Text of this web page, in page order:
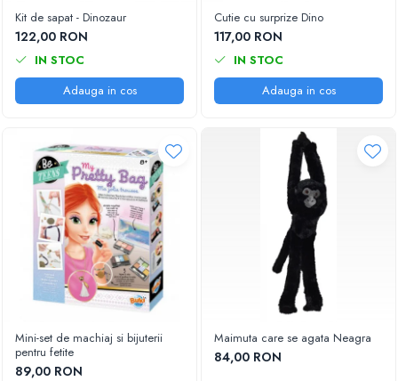
Kit de sapat - Dinozaur
122,00 RON
IN STOC
Adauga in cos
Cutie cu surprize Dino
117,00 RON
IN STOC
Adauga in cos
Mini-set de machiaj si bijuterii
pentru fetite
89,00 RON
Maimuta care se agata Neagra
84,00 RON